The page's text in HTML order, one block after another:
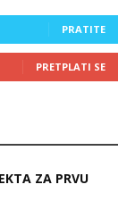
PRATITE
PRETPLATI SE
ZA PRVU